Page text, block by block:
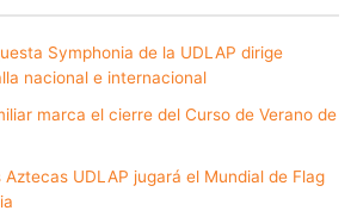
Symphonia de la UDLAP dirige
nacional e internacional
marca el cierre del Curso de Verano de
UDLAP jugará el Mundial de Flag